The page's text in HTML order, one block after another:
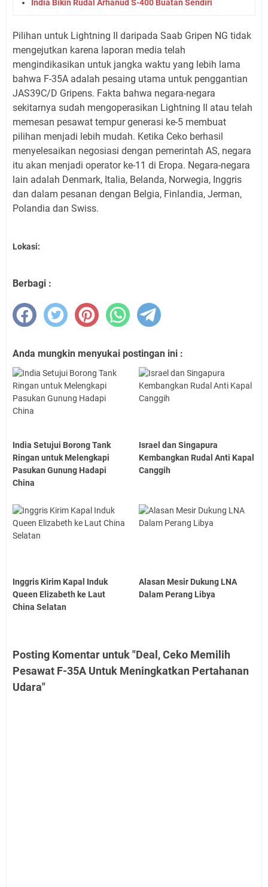
India Bikin Rudal Arhanud S-400 Buatan Sendiri
Pilihan untuk Lightning II daripada Saab Gripen NG tidak
mengejutkan karena laporan media telah
mengindikasikan untuk jangka waktu yang lebih lama
bahwa F-35A adalah pesaing utama untuk penggantian
JAS39C/D Gripens. Fakta bahwa negara-negara
sekitarnya sudah mengoperasikan Lightning II atau telah
memesan pesawat tempur generasi ke-5 membuat
pilihan menjadi lebih mudah. Ketika Ceko berhasil
menyelesaikan negosiasi dengan pemerintah AS, negara
itu akan menjadi operator ke-11 di Eropa. Negara-negara
lain adalah Denmark, Italia, Belanda, Norwegia, Inggris
dan dalam pesanan dengan Belgia, Finlandia, Jerman,
Polandia dan Swiss.
Lokasi:
Berbagi :
Anda mungkin menyukai postingan ini :
India Setujui Borong Tank
Ringan untuk Melengkapi
Pasukan Gunung Hadapi
China
Israel dan Singapura
Kembangkan Rudal Anti Kapal
Canggih
Inggris Kirim Kapal Induk
Queen Elizabeth ke Laut
China Selatan
Alasan Mesir Dukung LNA
Dalam Perang Libya
Posting Komentar untuk "Deal, Ceko Memilih
Pesawat F-35A Untuk Meningkatkan Pertahanan
Udara"